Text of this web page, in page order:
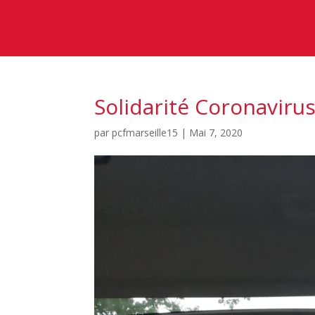
Solidarité
parpcfmarseille15 | Mai 7, 2020